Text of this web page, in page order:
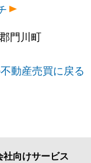
門川町
動産売買に戻る
社向けサービス